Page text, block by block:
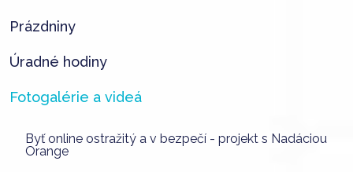
Prázdniny
Úradné hodiny
Fotogalérie a videá
Byť online ostražitý a v bezpečí - projekt s Nadáciou
Orange